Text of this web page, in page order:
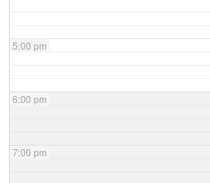
5:00 pm
6:00 pm
7:00 pm